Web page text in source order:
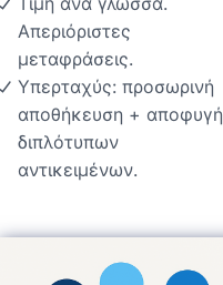
Απεριόριστες
μεταφράσεις.
Υπερταχύς: προσωρινή
αποθήκευση + αποφυγή
διπλότυπων
αντικειμένων.